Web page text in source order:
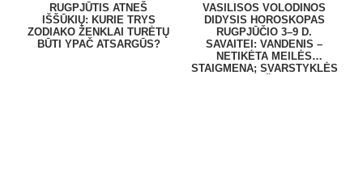
RUGPJŪTIS ATNEŠ
IŠŠŪKIŲ: KURIE TRYS
ZODIAKO ŽENKLAI TURĖTŲ
BŪTI YPAČ ATSARGŪS?
VASILISOS VOLODINOS
DIDYSIS HOROSKOPAS
RUGPJŪČIO 3–9 D.
SAVAITEI: VANDENIS –
NETIKĖTA MEILĖS
STAIGMENA; SVARSTYKLĖS